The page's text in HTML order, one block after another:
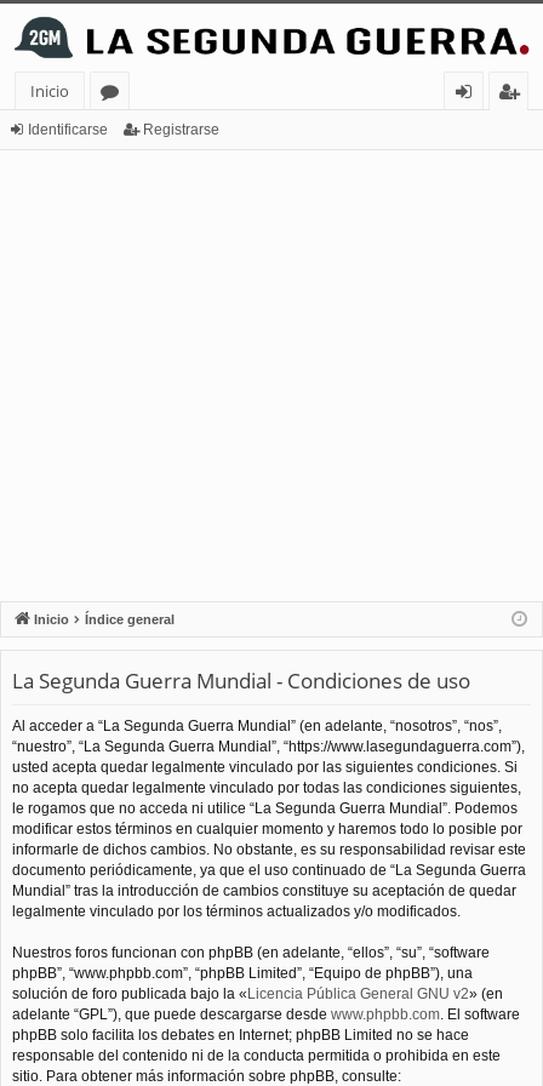
Inicio
or
Identificarse Registrarse
Inicio Índice general
La Segunda Guerra Mundial - Condiciones de uso
Al acceder a “La Segunda Guerra Mundial” (en adelante, “nosotros”, “nos”,
“nuestro”, “La Segunda Guerra Mundial”, “https://www.lasegundaguerra.com”),
usted acepta quedar legalmente vinculado por las siguientes condiciones. Si
no acepta quedar legalmente vinculado por todas las condiciones siguientes,
le rogamos que no acceda ni utilice “La Segunda Guerra Mundial”. Podemos
modificar estos términos en cualquier momento y haremos todo lo posible por
informarle de dichos cambios. No obstante, es su responsabilidad revisar este
documento periódicamente, ya que el uso continuado de “La Segunda Guerra
Mundial” tras la introducción de cambios constituye su aceptación de quedar
legalmente vinculado por los términos actualizados y/o modificados.
Nuestros foros funcionan con phpBB (en adelante, “ellos”, “su”, “software
phpBB”, “www.phpbb.com”, “phpBB Limited”, “Equipo de phpBB”), una
solución de foro publicada bajo la «Licencia Pública General GNU v2» (en
adelante “GPL”), que puede descargarse desde www.phpbb.com. El software
phpBB solo facilita los debates en Internet; phpBB Limited no se hace
responsable del contenido ni de la conducta permitida o prohibida en este
sitio. Para obtener más información sobre phpBB, consulte: